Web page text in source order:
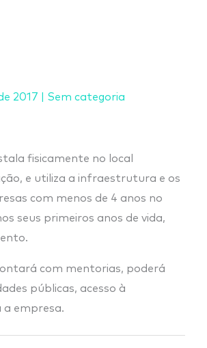
2017 Sem categoria
fisicamente no local
e utiliza a infraestrutura e os
com menos de 4 anos no
seus primeiros anos de vida,
com mentorias, poderá
públicas, acesso à
empresa.